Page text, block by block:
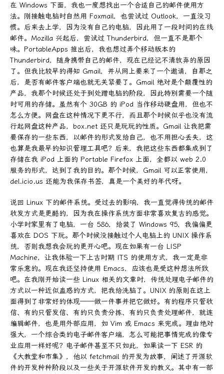
在 Windows 下面，我也一度想找出一个合适自己的邮件使用方
法。刚接触电脑时自然用 Foxmail，也尝试过 Outlook，一直没习
惯。后来去上学，因为没有自己的电脑，因此用了一段时间的在线
邮件。Mozilla 兴起后，尝试过 Thunderbird，但一直不是那个
味。PortableApps 推出后，我也想过弄个移动版本的
Thunderbird，随身携带自己的邮件，现在已经记不清放弃的原因
了。但我比较早的得知 Gmail，并从网上要来了一个邀请，自那之
后，是否有邮件客户端也就无关紧要了。Gmail 绝对是个颠覆性的
产品，我那个时候还处于到处蹭电脑的阶段，因此特别需要一个随
时可用的存储。虽然有个 30GB 的 iPod 当作移动硬盘用，但也不
怎么方便。网盘在这种情况下更不行，而且那个时候似乎也没有流
行起网盘这种产品，box.net 还只是玩玩的性质。Gmail 让我把需
要保存的一些东西，以邮件的形式发给自己，也不用担心丢失，这
也算是我最早的知识管理工具吧？后来，我把这些东西都集成到了
存储在我 iPod 上面的 Portable Firefox 上面，全都以 web 2.0
服务的形式，达到了我的目的。那个时候，Gmail 可以正常使用，
del.icio.us 还能为我保存书签，真是一个美好的年代呀。
说回 Linux 下的邮件系统。受过去的影响，我一直觉得传统的邮件
收发方式是更酷的，因为我在操作系统方面非常喜欢复古的感觉。
小学时家里有了电脑，一台 586，给装了 Windows 95，我偏偏更
喜欢在 DOS 下玩。那个时候没接触过个人电脑上的 UNIX 操作系
统，否则我想我会玩的更开心吧。现在如果有一台 LISP
Machine，让我体验一下上古时期 ITS 的使用方式，我一定是非
常乐意的。现在我还坚持使用 Emacs，应该也是受这种想法所致
吧。在我刚开始读一些 Linux 相关的文章时，传统处理电子邮件的
方式以一种近似蛊惑的方式，把我给洗脑了。UNIX 的原则在这上
面得到了非常好的体现——做一件事并把它做好。有的程序只管收
信、有的只管发信、有的只负责分拣、有的只负责处理邮件，就连
编辑邮件，也是用外部应用，如 Vim 或 Emacs 来完成。理由绝对
强大，一个综合类的电子邮件客户端，怎么可能把事情完成的像专
业应用一样好呢？电子邮件甚至不只如此，如果读一下 ESR 的
《大教堂和市集》，他以 fetchmail 的开发为故事，阐述了开源软
件的开发种种阶段以及一些关于开源软件开发的教义。其中有一部